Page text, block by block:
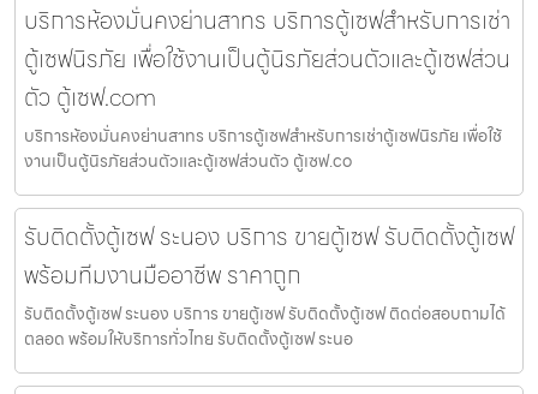
บริการห้องมั่นคงย่านสาทร บริการตู้เซฟสำหรับการเช่า
ตู้เซฟนิรภัย เพื่อใช้งานเป็นตู้นิรภัยส่วนตัวและตู้เซฟส่วน
ตัว ตู้เซฟ.com
บริการห้องมั่นคงย่านสาทร บริการตู้เซฟสำหรับการเช่าตู้เซฟนิรภัย เพื่อใช้
งานเป็นตู้นิรภัยส่วนตัวและตู้เซฟส่วนตัว ตู้เซฟ.co
รับติดตั้งตู้เซฟ ระนอง บริการ ขายตู้เซฟ รับติดตั้งตู้เซฟ
พร้อมทีมงานมืออาชีพ ราคาถูก
รับติดตั้งตู้เซฟ ระนอง บริการ ขายตู้เซฟ รับติดตั้งตู้เซฟ ติดต่อสอบถามได้
ตลอด พร้อมให้บริการทั่วไทย รับติดตั้งตู้เซฟ ระนอ